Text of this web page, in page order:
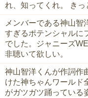
れ、知ってくれ。 きっ
メンバーである神山智
すぎるポテンシャルに
でした。ジャニーズ
非聴いて欲しい。
神山智洋くんが作詞作
けた神ちゃんワールド
がガツガツ踊っている